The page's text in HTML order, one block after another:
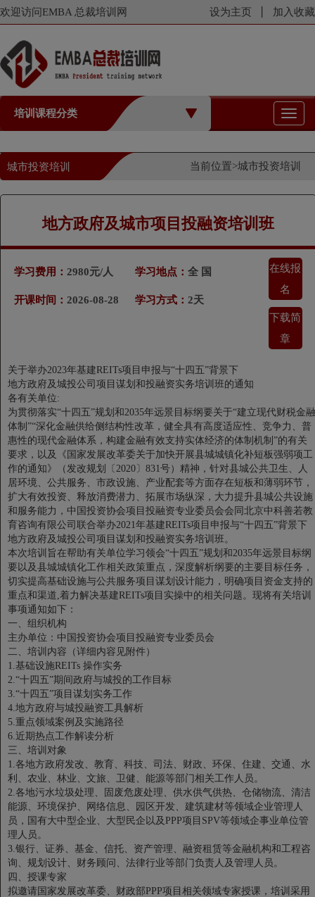
欢迎访问EMBA 总裁培训网 设为主页 加入收藏
培训课程分类
切
换
航
城市投资培训 当前位置>城市投资培训
地方政府及城市项目投融资培训班
学习费用： 2980元/人
开课时间： 2026-08-28
学习地点： 全 国
学习方式： 2天
在线报
名
下载简
章
关于举办2023年基建REITs项目申报与“十四五”背景下
地方政府及城投公司项目谋划和投融资实务培训班的通知
各有关单位:
为贯彻落实“十四五”规划和2035年远景目标纲要关于“建立现代财税金融
体制”“深化金融供给侧结构性改革，健全具有高度适应性、竞争力、普
惠性的现代金融体系，构建金融有效支持实体经济的体制机制”的有关
要求，以及《国家发展改革委关于加快开展县城城镇化补短板强弱项工
作的通知》（发改规划〔2020〕831号）精神，针对县城公共卫生、人
居环境、公共服务、市政设施、产业配套等方面存在短板和薄弱环节，
扩大有效投资、释放消费潜力、拓展市场纵深，大力提升县城公共设施
和服务能力，中国投资协会项目投融资专业委员会会同北京中科善若教
育咨询有限公司联合举办2021年基建REITs项目申报与“十四五”背景下
地方政府及城投公司项目谋划和投融资实务培训班。
本次培训旨在帮助有关单位学习领会“十四五”规划和2035年远景目标纲
要以及县城城镇化工作相关政策重点，深度解析纲要的主要目标任务，
切实提高基础设施与公共服务项目谋划设计能力，明确项目资金支持的
重点和渠道,着力解决基建REITs项目实操中的相关问题。现将有关培训
事项通知如下：
一、组织机构
主办单位：中国投资协会项目投融资专业委员会
二、培训内容（详细内容见附件）
1.基础设施REITs 操作实务
2.“十四五”期间政府与城投的工作目标
3.“十四五”项目谋划实务工作
4.地方政府与城投融资工具解析
5.重点领域案例及实施路径
6.近期热点工作解读分析
三、培训对象
1.各地方政府发改、教育、科技、司法、财政、环保、住建、交通、水
利、农业、林业、文旅、卫健、能源等部门相关工作人员。
2.各地污水垃圾处理、固废危废处理、供水供气供热、仓储物流、清洁
能源、环境保护、网络信息、园区开发、建筑建材等领域企业管理人
员，国有大中型企业、大型民企以及PPP项目SPV等领域企事业单位管
理人员。
3.银行、证券、基金、信托、资产管理、融资租赁等金融机构和工程咨
询、规划设计、财务顾问、法律行业等部门负责人及管理人员。
四、授课专家
拟邀请国家发展改革委、财政部PPP项目相关领域专家授课，培训采用